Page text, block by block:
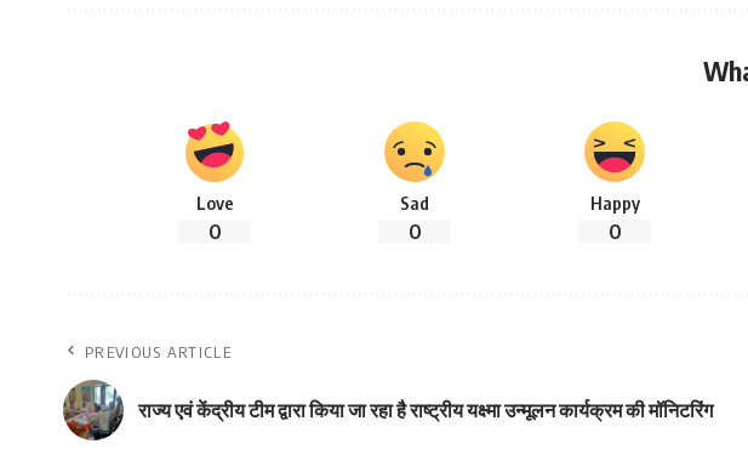
Love
0
Sad
0
Happy
0
PREVIOUS ARTICLE
राज्य एवं केंद्रीय टीम द्वारा किया जा रहा है राष्ट्रीय यक्ष्मा उन्मूलन कार्यक्रम की मॉनिटरिंग